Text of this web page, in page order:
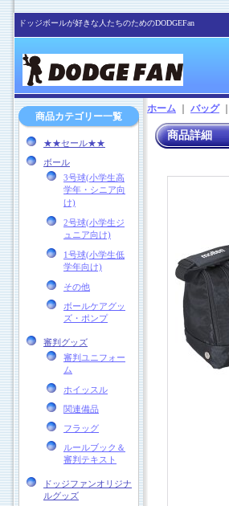
ドッジボールが好きな人たちのためのDODGEFan
商品カテゴリー一覧
★★セール★★
ボール
3号球(小学生高
学年・シニア向
け)
2号球(小学生ジ
ュニア向け)
1号球(小学生低
学年向け)
その他
ボールケアグッ
ズ・ポンプ
審判グッズ
審判ユニフォー
ム
ホイッスル
関連備品
フラッグ
ルールブック＆
審判テキスト
ドッジファンオリジナ
ルグッズ
ホーム バッグ｜
商品詳細